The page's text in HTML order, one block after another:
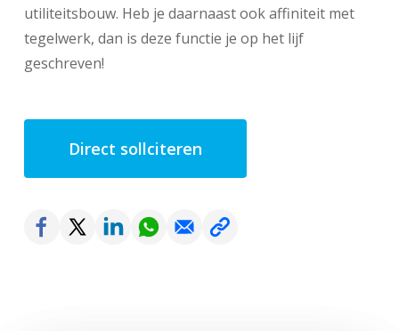
utiliteitsbouw. Heb je daarnaast ook affiniteit met
tegelwerk, dan is deze functie je op het lijf
geschreven!
Direct sollciteren